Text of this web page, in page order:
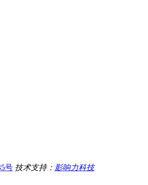
号 技术支持： 影响力科技